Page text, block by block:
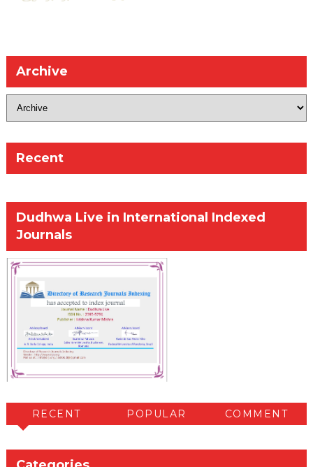
Archive
Recent
Dudhwa Live in International Indexed
Journals
RECENT POPULAR COMMENT